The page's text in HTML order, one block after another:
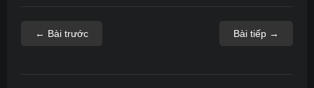
← Bài trước Bài tiếp →